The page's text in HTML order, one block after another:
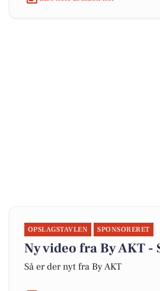
OPSLAGSTAVLEN SPONSORERET
Ny video fra By AKT -
Så er der nyt fra By AKT